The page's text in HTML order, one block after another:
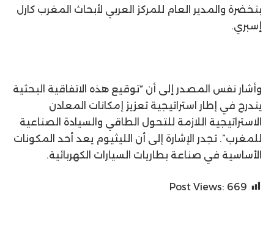
بنخضرة والمدير العام للمركز العربي لأبحاث المغرب كارل
إسبري.
وأشار نفس المصدر إلى أن “توقيع هذه الاتفاقية البحثية
يندرج في إطار استراتيجية تعزيز إمكانات المعادن
الاستراتيجية اللازمة للتحول الطاقي والسيادة الصناعية
للمغرب”. تجدر الإشارة إلى أن الليثيوم يعد أحد المكونات
الأساسية في صناعة بطاريات السيارات الكهربائية.
Post Views: 669